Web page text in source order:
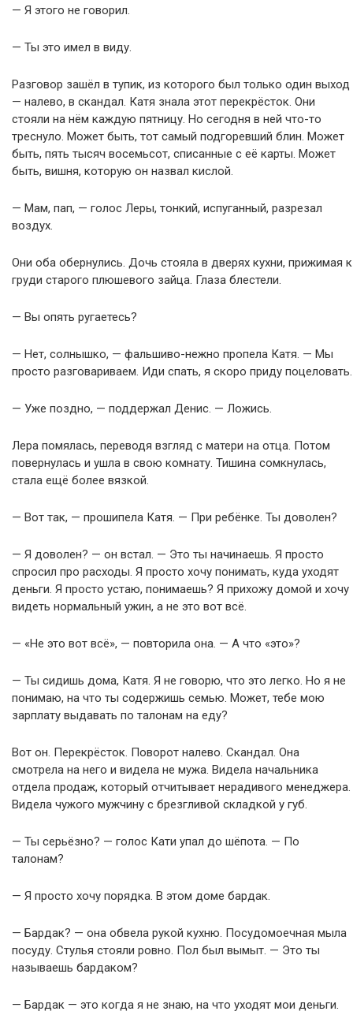
— Я этого не говорил.
— Ты это имел в виду.
Разговор зашёл в тупик, из которого был только один выход
— налево, в скандал. Катя знала этот перекрёсток. Они
стояли на нём каждую пятницу. Но сегодня в ней что-то
треснуло. Может быть, тот самый подгоревший блин. Может
быть, пять тысяч восемьсот, списанные с её карты. Может
быть, вишня, которую он назвал кислой.
— Мам, пап, — голос Леры, тонкий, испуганный, разрезал
воздух.
Они оба обернулись. Дочь стояла в дверях кухни, прижимая к
груди старого плюшевого зайца. Глаза блестели.
— Вы опять ругаетесь?
— Нет, солнышко, — фальшиво-нежно пропела Катя. — Мы
просто разговариваем. Иди спать, я скоро приду поцеловать.
— Уже поздно, — поддержал Денис. — Ложись.
Лера помялась, переводя взгляд с матери на отца. Потом
повернулась и ушла в свою комнату. Тишина сомкнулась,
стала ещё более вязкой.
— Вот так, — прошипела Катя. — При ребёнке. Ты доволен?
— Я доволен? — он встал. — Это ты начинаешь. Я просто
спросил про расходы. Я просто хочу понимать, куда уходят
деньги. Я просто устаю, понимаешь? Я прихожу домой и хочу
видеть нормальный ужин, а не это вот всё.
— «Не это вот всё», — повторила она. — А что «это»?
— Ты сидишь дома, Катя. Я не говорю, что это легко. Но я не
понимаю, на что ты содержишь семью. Может, тебе мою
зарплату выдавать по талонам на еду?
Вот он. Перекрёсток. Поворот налево. Скандал. Она
смотрела на него и видела не мужа. Видела начальника
отдела продаж, который отчитывает нерадивого менеджера.
Видела чужого мужчину с брезгливой складкой у губ.
— Ты серьёзно? — голос Кати упал до шёпота. — По
талонам?
— Я просто хочу порядка. В этом доме бардак.
— Бардак? — она обвела рукой кухню. Посудомоечная мыла
посуду. Стулья стояли ровно. Пол был вымыт. — Это ты
называешь бардаком?
— Бардак — это когда я не знаю, на что уходят мои деньги.